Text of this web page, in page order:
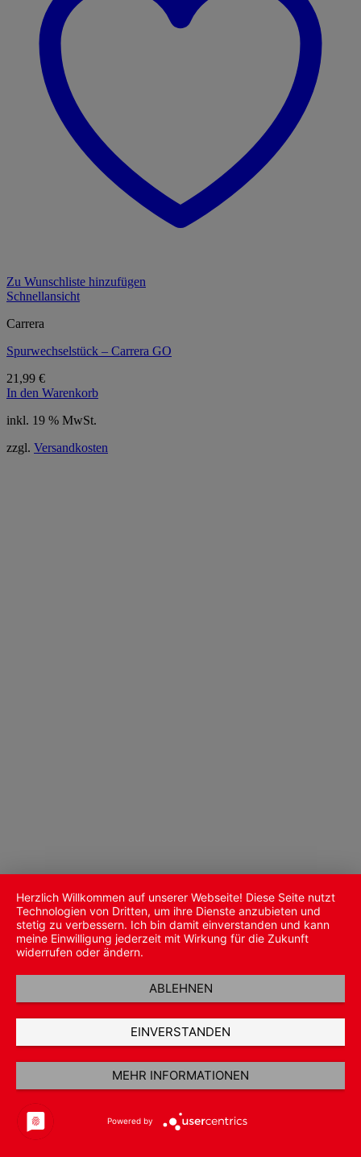
Zu Wunschliste hinzufügen
Schnellansicht
Carrera
Spurwechselstück – Carrera GO
21,99 €
In den Warenkorb
inkl. 19 % MwSt.
zzgl. Versandkosten
Herzlich Willkommen auf unserer Webseite! Diese Seite nutzt
Technologien von Dritten, um ihre Dienste anzubieten und
stetig zu verbessern. Ich bin damit einverstanden und kann
meine Einwilligung jederzeit mit Wirkung für die Zukunft
widerrufen oder ändern.
ABLEHNEN
EINVERSTANDEN
MEHR INFORMATIONEN
Powered by